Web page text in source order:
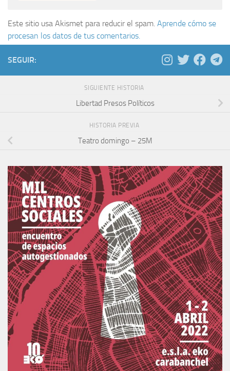
Este sitio usa Akismet para reducir el spam. Aprende cómo se
procesan los datos de tus comentarios.
SEGUIR:
SIGUIENTE HISTORIA
Libertad Presos Políticos
HISTORIA PREVIA
Teatro domingo – 25M